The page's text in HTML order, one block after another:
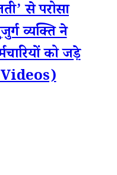
से परोसा
व्यक्ति ने
को जड़े